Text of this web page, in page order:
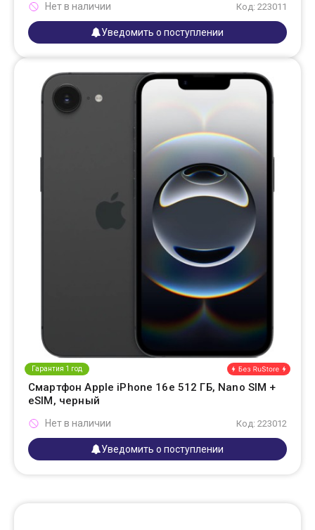
Код: 223011
Нет в наличии
Уведомить о поступлении
Гарантия 1 год
Смартфон Apple iPhone 16e 512 ГБ, Nano SIM +
eSIM, черный
Код: 223012
Нет в наличии
Уведомить о поступлении